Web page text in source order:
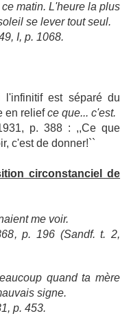
matin. L'heure la plus
se lever tout seul.
I, p. 1068.
est séparé du
en reliefce que... c'est.
p. 388 : ,,Ce que
c'est de donner!``
circonstanciel de
me voir.
p. 196 (Sandf. t. 2,
quand ta mère
signe.
p. 453.